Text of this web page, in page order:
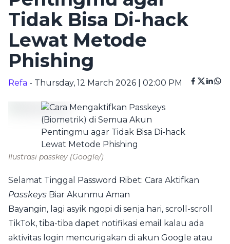
Tidak Bisa Di-hack
Lewat Metode
Phishing
Refa - Thursday, 12 March 2026 | 02:00 PM
Ilustrasi passkey (Google/)
Selamat Tinggal Password Ribet: Cara Aktifkan
Passkeys Biar Akunmu Aman
Bayangin, lagi asyik ngopi di senja hari, scroll-scroll
TikTok, tiba-tiba dapet notifikasi email kalau ada
aktivitas login mencurigakan di akun Google atau